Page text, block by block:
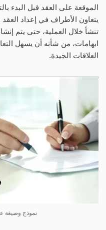
الموقعة على العقد قبل البدء
يتعاون الأطراف في إعداد
تنشأ خلال العملية، حتى يتم
ابهامات، من شأنه أن يسهل
العلاقات الجيدة.
نموذج وصيغة